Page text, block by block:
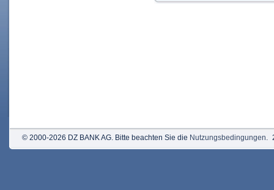
© 2000-2026 DZ BANK AG. Bitte beachten Sie die Nutzungsbedingungen.